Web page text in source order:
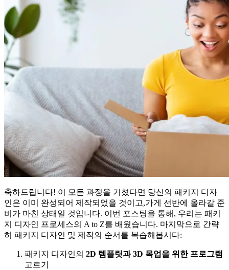
축하드립니다! 이 모든 과정을 거쳤다면 당신의 패키지 디자
인은 이미 완성되어 제작되었을 것이고,가게 선반에 올라갈 준
비가 마친 상태일 것입니다. 이번 포스팅을 통해, 우리는 패키
지 디자인 프로세스의 A to Z를 배웠습니다. 마지막으로 간략
히 패키지 디자인 및 제작의 순서를 복습해봅시다:
패키지 디자인의 2D 템플릿과 3D 목업을 위한 프로그램
고르기